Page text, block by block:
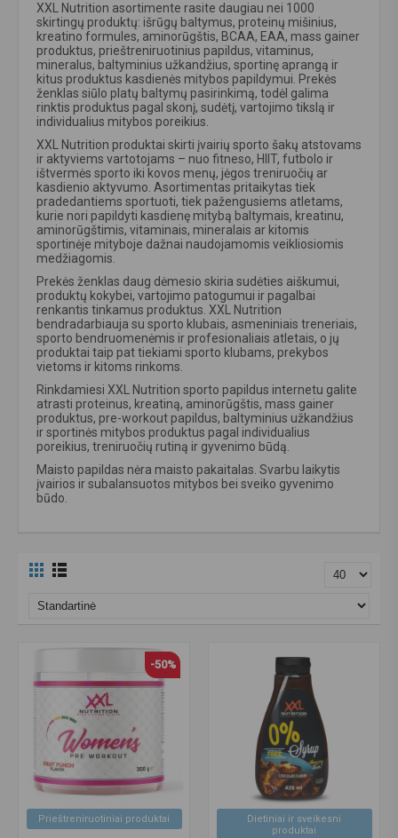
XXL Nutrition asortimente rasite daugiau nei 1000
skirtingų produktų: išrūgų baltymus, proteinų mišinius,
kreatino formules, aminorūgštis, BCAA, EAA, mass gainer
produktus, prieštreniruotinius papildus, vitaminus,
mineralus, baltyminius užkandžius, sportinę aprangą ir
kitus produktus kasdienės mitybos papildymui. Prekės
ženklas siūlo platų baltymų pasirinkimą, todėl galima
rinktis produktus pagal skonį, sudėtį, vartojimo tikslą ir
individualius mitybos poreikius.
XXL Nutrition produktai skirti įvairių sporto šakų atstovams
ir aktyviems vartotojams – nuo fitneso, HIIT, futbolo ir
ištvermės sporto iki kovos menų, jėgos treniruočių ar
kasdienio aktyvumo. Asortimentas pritaikytas tiek
pradedantiems sportuoti, tiek pažengusiems atletams,
kurie nori papildyti kasdienę mitybą baltymais, kreatinu,
aminorūgštimis, vitaminais, mineralais ar kitomis
sportinėje mityboje dažnai naudojamomis veikliosiomis
medžiagomis.
Prekės ženklas daug dėmesio skiria sudėties aiškumui,
produktų kokybei, vartojimo patogumui ir pagalbai
renkantis tinkamus produktus. XXL Nutrition
bendradarbiauja su sporto klubais, asmeniniais treneriais,
sporto bendruomenėmis ir profesionaliais atletais, o jų
produktai taip pat tiekiami sporto klubams, prekybos
vietoms ir kitoms rinkoms.
Rinkdamiesi XXL Nutrition sporto papildus internetu galite
atrasti proteinus, kreatiną, aminorūgštis, mass gainer
produktus, pre-workout papildus, baltyminius užkandžius
ir sportinės mitybos produktus pagal individualius
poreikius, treniruočių rutiną ir gyvenimo būdą.
Maisto papildas nėra maisto pakaitalas. Svarbu laikytis
įvairios ir subalansuotos mitybos bei sveiko gyvenimo
būdo.
Prieštreniruotiniai produktai
-50%
Dietiniai ir sveikesni
produktai